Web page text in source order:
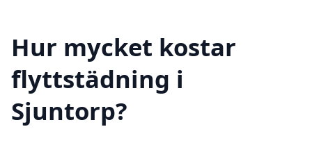
Hur mycket kostar
flyttstädning i
Sjuntorp?